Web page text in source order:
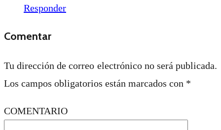
Responder
Comentar
Tu dirección de correo electrónico no será publicada.
Los campos obligatorios están marcados con *
COMENTARIO